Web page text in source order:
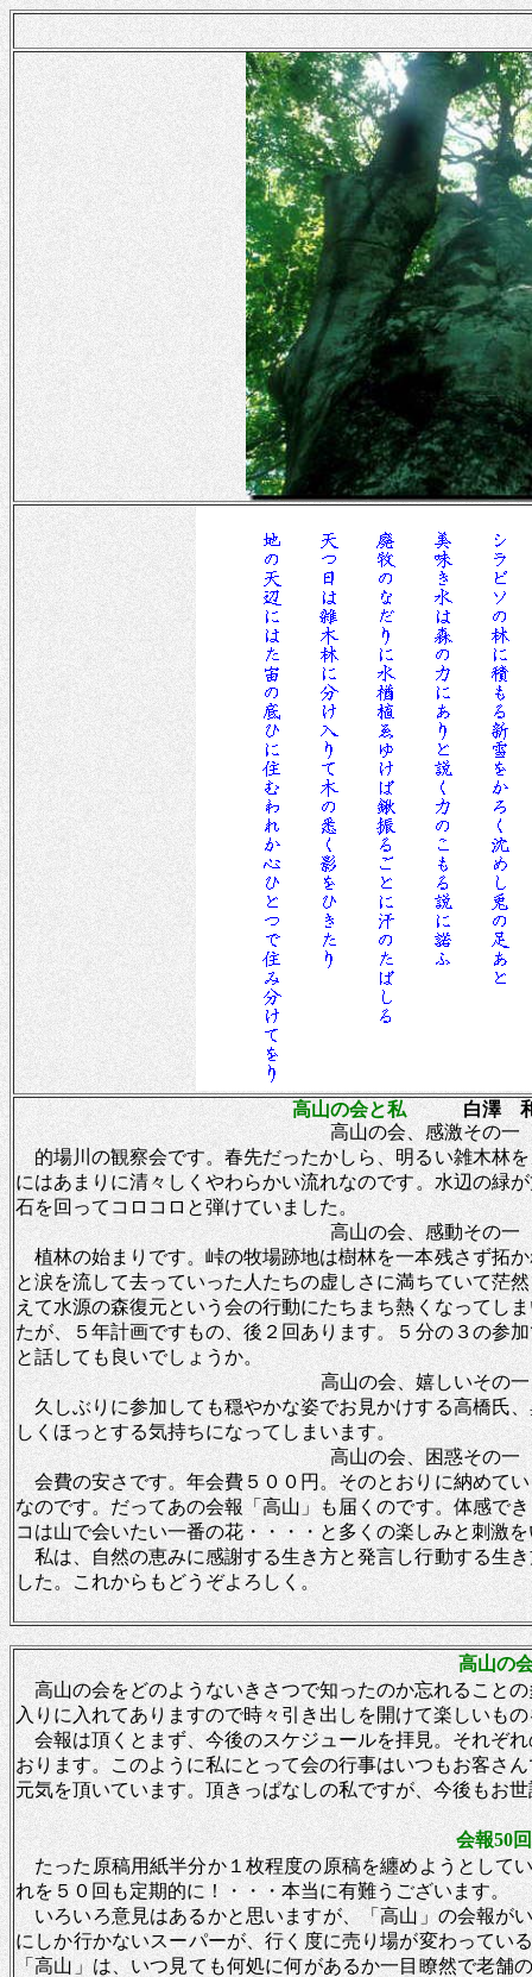
高山の会と私白澤 和
高山の会、感激その一
的場川の観察会です。春先だったかしら、明るい雑木林
にはあまりに清々しくやわらかい流れなのです。水辺の緑
石を回ってコロコロと弾けていました。
高山の会、感動その一
植林の始まりです。峠の牧場跡地は樹林を一本残さず拓
と涙を流して去っていった人たちの虚しさに満ちていて茫
えて水源の森復元という会の行動にたちまち熱くなってし
たが、５年計画ですもの、後２回あります。５分の３の参
と話しても良いでしょうか。
高山の会、嬉しいその一
久しぶりに参加しても穏やかな姿でお見かけする高橋氏
しくほっとする気持ちになってしまいます。
高山の会、困惑その一
会費の安さです。年会費５００円。そのとおりに納めて
なのです。だってあの会報「高山」も届くのです。体感で
コは山で会いたい一番の花・・・・と多くの楽しみと刺激
私は、自然の恵みに感謝する生き方と発言し行動する生
した。これからもどうぞよろしく。
高山の
高山の会をどのようないきさつで知ったのか忘れること
入りに入れてありますので時々引き出しを開けて楽しいも
会報は頂くとまず、今後のスケジュールを拝見。それぞ
おります。このように私にとって会の行事はいつもお客さ
元気を頂いています。頂きっぱなしの私ですが、今後もお
会報50
たった原稿用紙半分か１枚程度の原稿を纏めようとして
れを５０回も定期的に！・・・本当に有難うございます。
いろいろ意見はあるかと思いますが、「高山」の会報が
にしか行かないスーパーが、行く度に売り場が変わってい
「高山」は、いつ見ても何処に何があるか一目瞭然で老舗